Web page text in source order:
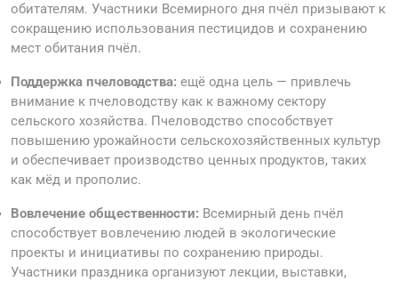
обитателям. Участники Всемирного дня пчёл призывают к
сокращению использования пестицидов и сохранению
мест обитания пчёл.
Поддержка пчеловодства: ещё одна цель — привлечь
внимание к пчеловодству как к важному сектору
сельского хозяйства. Пчеловодство способствует
повышению урожайности сельскохозяйственных культур
и обеспечивает производство ценных продуктов, таких
как мёд и прополис.
Вовлечение общественности: Всемирный день пчёл
способствует вовлечению людей в экологические
проекты и инициативы по сохранению природы.
Участники праздника организуют лекции, выставки,